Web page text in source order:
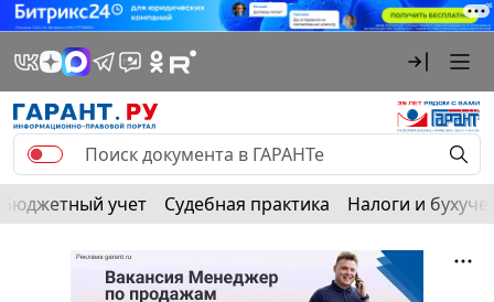
Бюджетный учет Судебная практика Налоги и